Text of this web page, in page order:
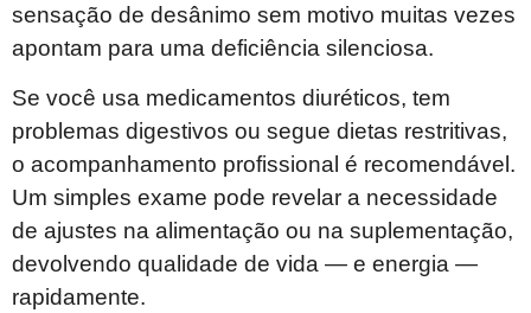
sensação de desânimo sem motivo muitas vezes
apontam para uma deficiência silenciosa.
Se você usa medicamentos diuréticos, tem
problemas digestivos ou segue dietas restritivas,
o acompanhamento profissional é recomendável.
Um simples exame pode revelar a necessidade
de ajustes na alimentação ou na suplementação,
devolvendo qualidade de vida — e energia —
rapidamente.